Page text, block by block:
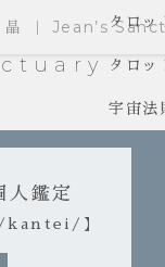
タロッ
タロッ
宇宙法
人鑑定
】
晶 ｜ Jean’s